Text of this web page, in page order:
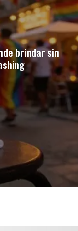
brindar sin